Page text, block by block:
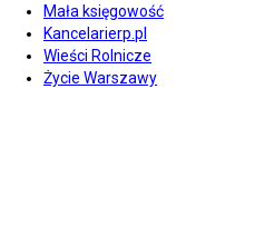
Mała księgowość
Kancelarierp.pl
Wieści Rolnicze
Życie Warszawy